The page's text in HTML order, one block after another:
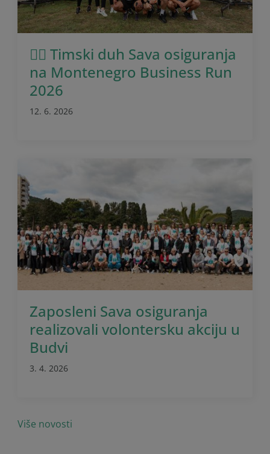
🏃‍♂️ Timski duh Sava osiguranja
na Montenegro Business Run
2026
12. 6. 2026
Zaposleni Sava osiguranja
realizovali volontersku akciju u
Budvi
3. 4. 2026
Više novosti